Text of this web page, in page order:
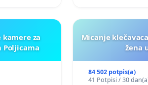
za
Poljicama
Micanje
žena
84 502 potpis(a)
41 Potpisi / 30